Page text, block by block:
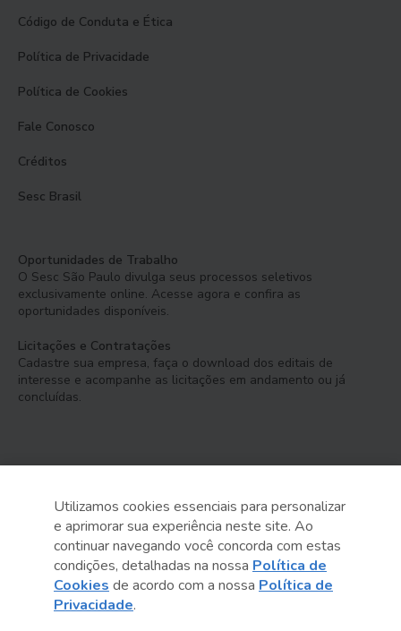
Código de Conduta e Ética
Política de Privacidade
Política de Cookies
Fale Conosco
Créditos
Sesc Brasil
Oportunidades de Trabalho
O Sesc São Paulo divulga seus processos seletivos
exclusivamente online. Acesse agora e confira as
oportunidades disponíveis.
Licitações e Contratações
Cadastre sua empresa, faça o download dos editais de
interesse e acompanhe as licitações em andamento ou já
concluídas.
Serviço Social do Comércio
Administração Regional no Estado de São Paulo
Sesc São Paulo por aí:
Utilizamos cookies essenciais para personalizar
e aprimorar sua experiência neste site. Ao
continuar navegando você concorda com estas
condições, detalhadas na nossa Política de
Cookies de acordo com a nossa Política de
Privacidade.